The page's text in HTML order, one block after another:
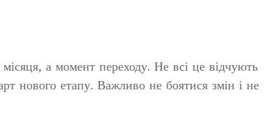
а момент переходу. Не всі це відчують
нового етапу. Важливо не боятися змін і не